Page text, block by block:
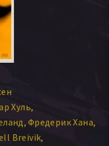
Хуль
Фредерик Хана
Breivik